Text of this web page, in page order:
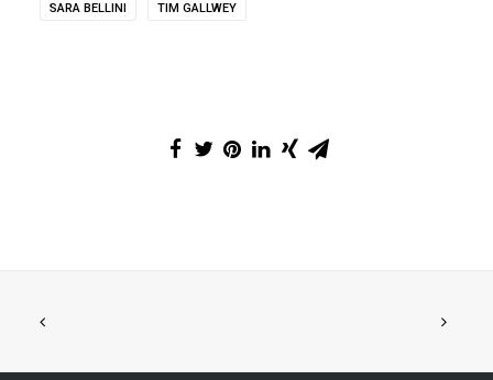
SARA BELLINI TIM GALLWEY